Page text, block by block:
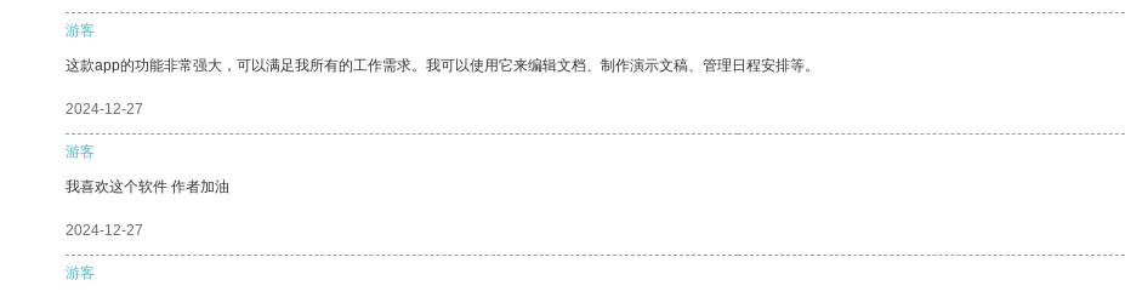
游客
这款app的功能非常强大，可以满足我所有的工作需求。我可以使用它来编辑文档、制作演示文稿、管理日程安排等。
2024-12-27
游客
我喜欢这个软件 作者加油
2024-12-27
游客